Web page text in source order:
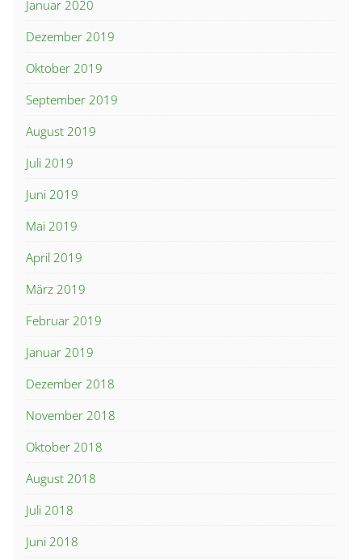
Januar 2020
Dezember 2019
Oktober 2019
September 2019
August 2019
Juli 2019
Juni 2019
Mai 2019
April 2019
März 2019
Februar 2019
Januar 2019
Dezember 2018
November 2018
Oktober 2018
August 2018
Juli 2018
Juni 2018